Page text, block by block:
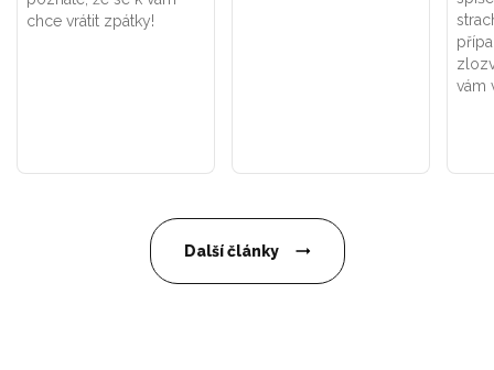
chce vrátit zpátky!
vám
Další články